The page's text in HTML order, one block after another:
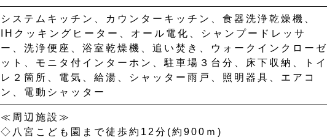
システムキッチン、カウンターキッチン、食器洗浄乾燥機、
IHクッキングヒーター、オール電化、シャンプードレッサ
ー、洗浄便座、浴室乾燥機、追い焚き、ウォークインクローゼ
ット、モニタ付インターホン、駐車場３台分、床下収納、トイ
レ２箇所、電気、給湯、シャッター雨戸、照明器具、エアコ
ン、電動シャッター
≪周辺施設≫
◇八宮こども園まで徒歩約12分(約900ｍ)